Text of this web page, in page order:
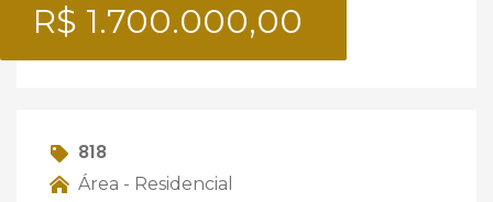
R$ 1.700.000,00
818
Área - Residencial